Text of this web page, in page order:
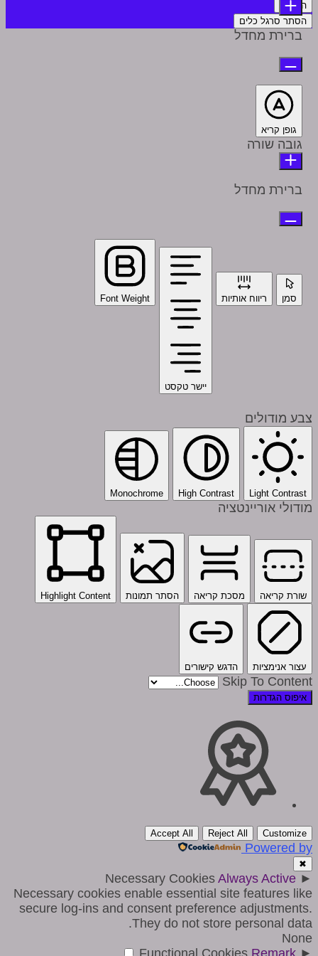
הצהרה
הסתר סרגל כלים
ברירת מחדל
גופן קריא
גובה שורה
ברירת מחדל
סמן ריווח אותיות
יישר טקסט
Font Weight
צבע מודולים
Light Contrast
High Contrast
Monochrome
מודולי אוריינטציה
שורת קריאה מסכת קריאה הסתר תמונות Highlight Content
עצור אנימציות הדגש קישורים
Skip To Content
איפוס הגדרות
Customize
Reject All
Accept All
Powered by
✖
►
Necessary Cookies Always Active
Necessary cookies enable essential site features like
secure log-ins and consent preference adjustments.
They do not store personal data.
None
►
Functional Cookies Remark